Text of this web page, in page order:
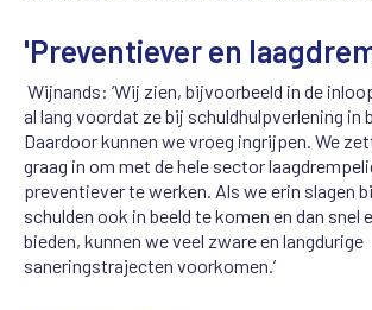
'Preventiever en
Wijnands: ‘Wij zien, bijvoorbeeld in de
al lang voordat ze bij schuldhulpverlening in
Daardoor kunnen we vroeg ingrijpen. We
graag in om met de hele sector
preventiever te werken. Als we erin slagen
schulden ook in beeld te komen en dan snel
bieden, kunnen we veel zware en langdurige
saneringstrajecten voorkomen.’